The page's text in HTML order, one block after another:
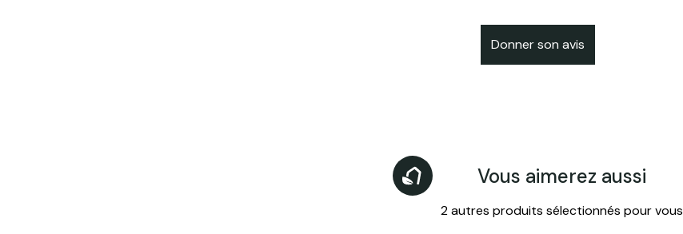
Donner son avis
Vous aimerez aussi
2 autres produits sélectionnés pour vous